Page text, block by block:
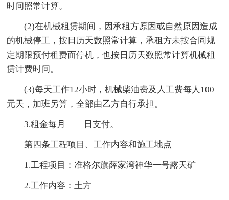
时间照常计算。
(2)在机械租赁期间，因承租方原因或自然原因造成
的机械停工，按日历天数照常计算，承租方未按合同规
定期限预付租费而停机，也按日历天数照常计算机械租
赁计费时间。
(3)每天工作12小时，机械柴油费及人工费每人100
元天，加班另算，全部由乙方自行承担。
3.租金每月____日支付。
第四条工程项目、工作内容和施工地点
1.工程项目：准格尔旗薛家湾神华一号露天矿
2.工作内容：土方